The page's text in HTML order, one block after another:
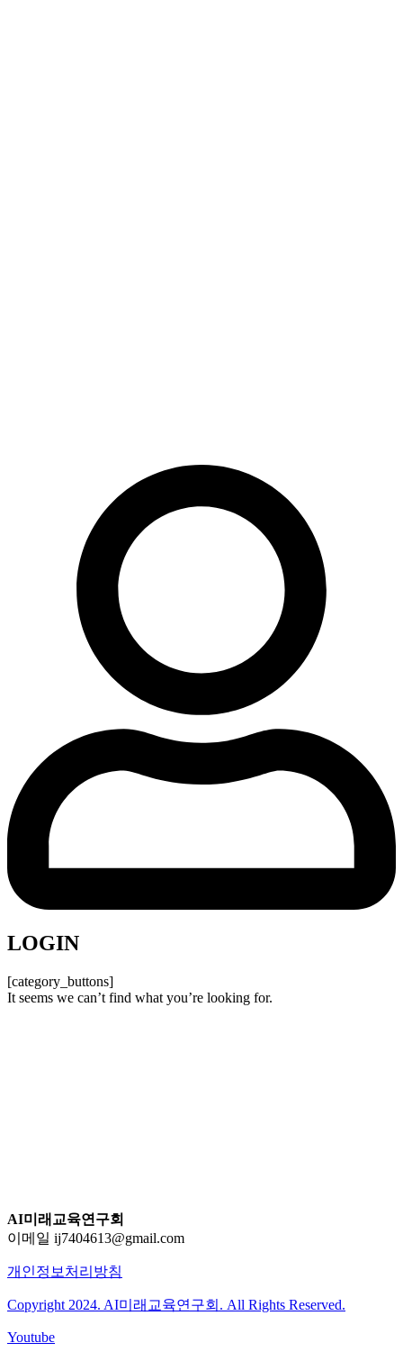
LOGIN
[category_buttons]
It seems we can’t find what you’re looking for.
AI미래교육연구회
이메일 ij7404613@gmail.com
개인정보처리방침
Copyright 2024. AI미래교육연구회. All Rights Reserved.
Youtube